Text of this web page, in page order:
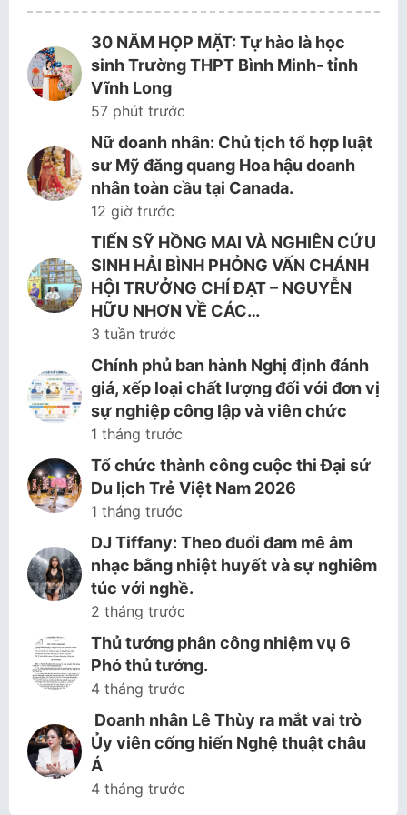
30 NĂM HỌP MẶT: Tự hào là học
sinh Trường THPT Bình Minh- tỉnh
Vĩnh Long
57 phút trước
Nữ doanh nhân: Chủ tịch tổ hợp luật
sư Mỹ đăng quang Hoa hậu doanh
nhân toàn cầu tại Canada.
12 giờ trước
TIẾN SỸ HỒNG MAI VÀ NGHIÊN CỨU
SINH HẢI BÌNH PHỎNG VẤN CHÁNH
HỘI TRƯỞNG CHÍ ĐẠT – NGUYỄN
HỮU NHƠN VỀ CÁC…
3 tuần trước
Chính phủ ban hành Nghị định đánh
giá, xếp loại chất lượng đối với đơn vị
sự nghiệp công lập và viên chức
1 tháng trước
Tổ chức thành công cuộc thi Đại sứ
Du lịch Trẻ Việt Nam 2026
1 tháng trước
DJ Tiffany: Theo đuổi đam mê âm
nhạc bằng nhiệt huyết và sự nghiêm
túc với nghề.
2 tháng trước
Thủ tướng phân công nhiệm vụ 6
Phó thủ tướng.
4 tháng trước
Doanh nhân Lê Thùy ra mắt vai trò
Ủy viên cống hiến Nghệ thuật châu
Á
4 tháng trước